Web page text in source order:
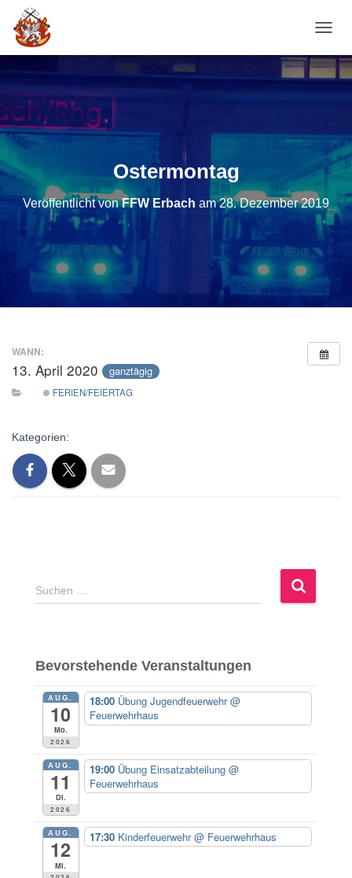
Ostermontag
Veröffentlicht vonFFW Erbach am28. Dezember 2019
WANN:
13. April 2020 ganztägig
FERIEN/FEIERTAG
Kategorien:
S
u
n
n
:
Suchen …
Bevorstehende Veranstaltungen
AUG.
10
Mo.
2026
18:00 Übung Jugendfeuerwehr@
Feuerwehrhaus
AUG.
11
Di.
2026
19:00 Übung Einsatzabteilung @
Feuerwehrhaus
AUG.
12
Mi.
17:30 Kinderfeuerwehr@ Feuerwehrhaus